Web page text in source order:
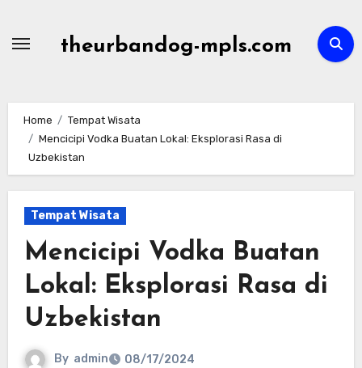
theurbandog-mpls.com
Home
Tempat Wisata
Mencicipi Vodka Buatan Lokal: Eksplorasi Rasa di
Uzbekistan
Tempat Wisata
Mencicipi Vodka Buatan
Lokal: Eksplorasi Rasa di
Uzbekistan
By admin
08/17/2024